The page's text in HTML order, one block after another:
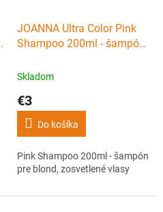
JOANNA Ultra Color Pink
Shampoo 200ml - šampón
Skladom
€3
Do košíka
Pink Shampoo 200ml - šampón
pre blond, zosvetlené vlasy